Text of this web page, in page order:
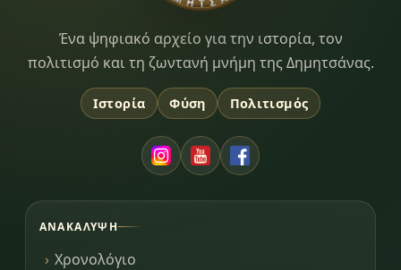
Dimitsana.gr
Ένα ψηφιακό αρχείο για την ιστορία, τον
πολιτισμό και τη ζωντανή μνήμη της Δημητσάνας.
Ιστορία Φύση Πολιτισμός
ΑΝΑΚΆΛΥΨΗ
Χρονολόγιο